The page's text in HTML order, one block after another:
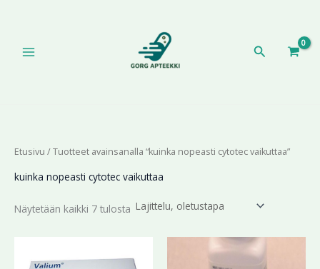
Hae
Etusivu / Tuotteet avainsanalla “kuinka nopeasti cytotec vaikuttaa”
kuinka nopeasti cytotec vaikuttaa
Näytetään kaikki 7 tulosta
tuotteella
Hintaluokka:
174,78 €